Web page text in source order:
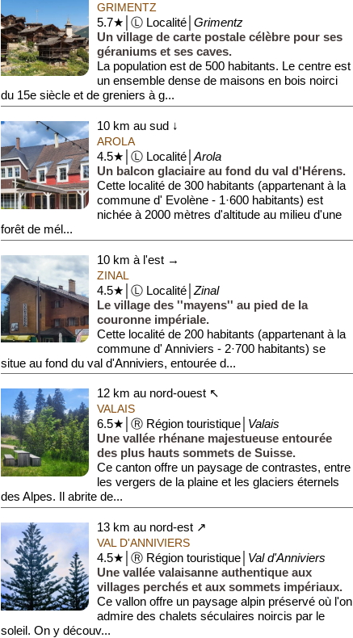
GRIMENTZ
5.7★│Ⓛ Localité│ Grimentz
Un village de carte postale célèbre pour ses
géraniums et ses caves.
La population est de 500 habitants. Le centre est
un ensemble dense de maisons en bois noirci
du 15e siècle et de greniers à g...
10 km au sud ↓
AROLA
4.5★│Ⓛ Localité│ Arola
Un balcon glaciaire au fond du val d'Hérens.
Cette localité de 300 habitants (appartenant à la
commune d' Evolène - 1·600 habitants) est
nichée à 2000 mètres d'altitude au milieu d'une
forêt de mél...
10 km à l'est →
ZINAL
4.5★│Ⓛ Localité│ Zinal
Le village des ''mayens'' au pied de la
couronne impériale.
Cette localité de 200 habitants (appartenant à la
commune d' Anniviers - 2·700 habitants) se
situe au fond du val d'Anniviers, entourée d...
12 km au nord-ouest ↖
VALAIS
6.5★│Ⓡ Région touristique│ Valais
Une vallée rhénane majestueuse entourée
des plus hauts sommets de Suisse.
Ce canton offre un paysage de contrastes, entre
les vergers de la plaine et les glaciers éternels
des Alpes. Il abrite de...
13 km au nord-est ↗
VAL D'ANNIVIERS
4.5★│Ⓡ Région touristique│ Val d'Anniviers
Une vallée valaisanne authentique aux
villages perchés et aux sommets impériaux.
Ce vallon offre un paysage alpin préservé où l'on
admire des chalets séculaires noircis par le
soleil. On y découv...